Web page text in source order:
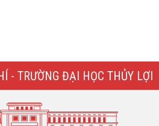
KHÍ - TRƯỜNG ĐẠI HỌC THỦY LỢI